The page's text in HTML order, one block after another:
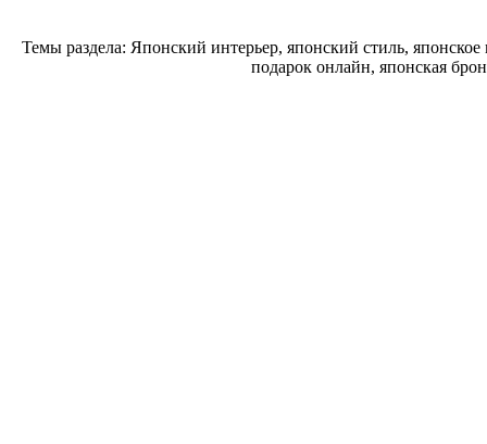
Темы раздела: Японский интерьер, японский стиль,
подарок онлайн, японская